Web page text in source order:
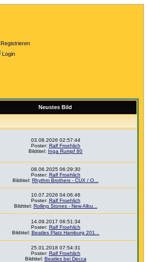
Registrieren
Login
Neustes Bild
03.08.2026 02:57:44
Poster: Ralf Froehlich
Bildtitel: Inga Rumpf 80
08.06.2025 06:29:30
Poster: Ralf Froehlich
Bildtitel: Rhythm Brothers - CUX / O...
10.07.2026 04:06:46
Poster: Ralf Froehlich
Bildtitel: Rolling Stones - New Albu...
14.09.2017 06:51:34
Poster: Ralf Froehlich
Bildtitel: Beatles Platz Hamburg 201...
25.01.2018 07:54:31
Poster: Ralf Froehlich
Bildtitel: Beatles bei Decca